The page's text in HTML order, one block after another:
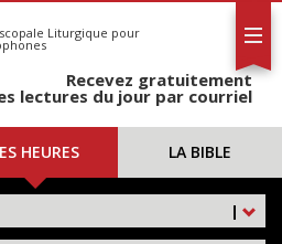
Liturgique pour
Recevez gratuitement
lectures du jour par courriel
HEURES LA BIBLE
|